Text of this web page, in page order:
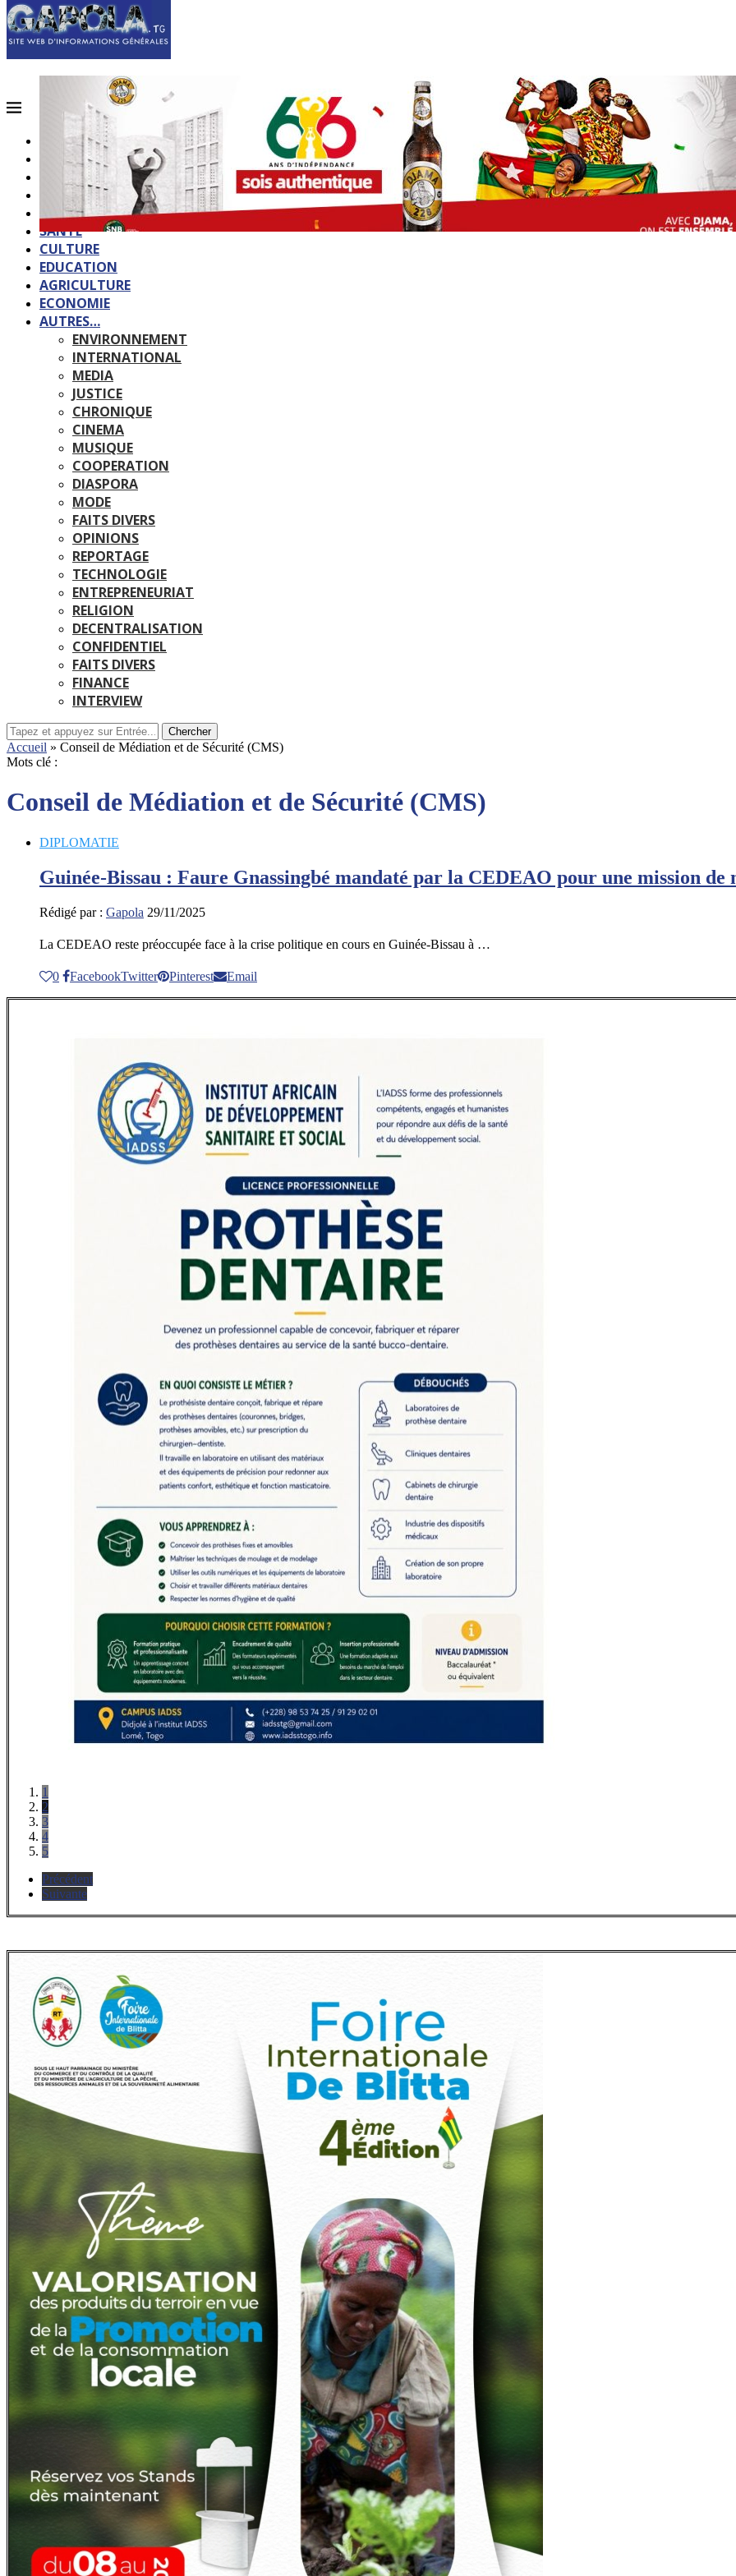
ACCUEIL
QUI SOMMES-NOUS?
POLITIQUE
SOCIETE
SPORTS
SANTE
CULTURE
EDUCATION
AGRICULTURE
ECONOMIE
AUTRES…
ENVIRONNEMENT
INTERNATIONAL
MEDIA
JUSTICE
CHRONIQUE
CINEMA
MUSIQUE
COOPERATION
DIASPORA
MODE
FAITS DIVERS
OPINIONS
REPORTAGE
TECHNOLOGIE
ENTREPRENEURIAT
RELIGION
DECENTRALISATION
CONFIDENTIEL
FAITS DIVERS
FINANCE
INTERVIEW
Chercher
Accueil » Conseil de Médiation et de Sécurité (CMS)
Mots clé :
Conseil de Médiation et de Sécurité (CMS)
DIPLOMATIE
Guinée-Bissau : Faure Gnassingbé mandaté par la CEDEAO pour une mission de
Rédigé par : Gapola 29/11/2025
La CEDEAO reste préoccupée face à la crise politique en cours en Guinée-Bissau à …
0 FacebookTwitter Pinterest Email
1
2
3
4
5
Précédent
Suivante